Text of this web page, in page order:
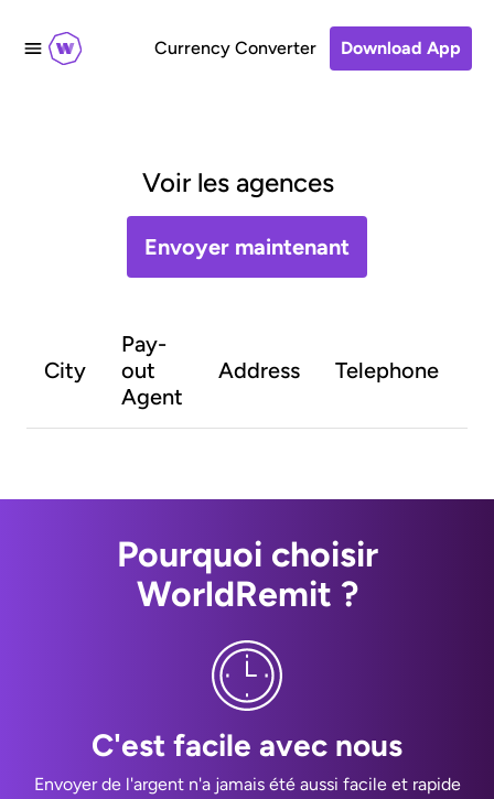
Currency Converter Download App
Voir les agences
Envoyer maintenant
City
Pay-
out
Agent
Address Telephone
Pourquoi choisir
WorldRemit ?
C'est facile avec nous
Envoyer de l'argent n'a jamais été aussi facile et rapide